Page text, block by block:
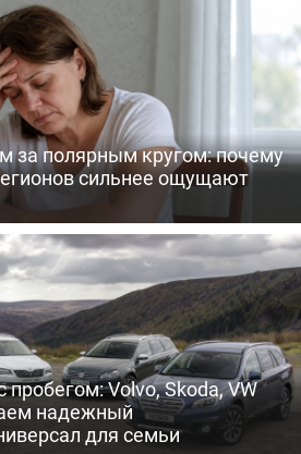
за полярным кругом: почему
сильнее ощущают
Volvo, Skoda, VW
надежный
для семьи